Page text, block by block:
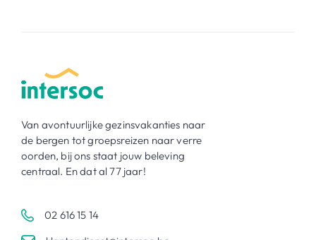
Van avontuurlijke gezinsvakanties naar
de bergen tot groepsreizen naar verre
oorden, bij ons staat jouw beleving
centraal. En dat al 77 jaar!
02 616 15 14